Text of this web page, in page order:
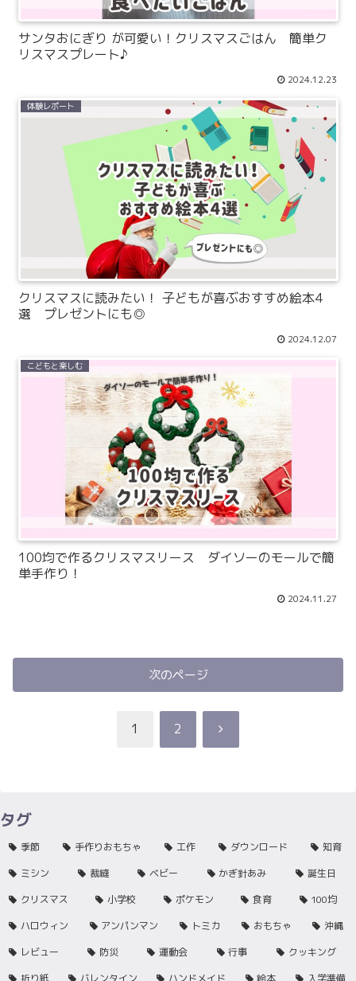
サンタおにぎり が可愛い！クリスマスごはん 簡単ク
リスマスプレート♪
2024.12.23
体験レポート
クリスマスに読みたい！ 子どもが喜ぶおすすめ絵本4
選 プレゼントにも◎
2024.12.07
こどもと楽しむ
100均で作るクリスマスリース ダイソーのモールで簡
単手作り！
2024.11.27
次のページ
1 2
次
タグ
季節 手作りおもちゃ 工作 ダウンロード
知育
ミシン
裁縫 ベビー かぎ針あみ
誕生日
クリスマス
小学校 ポケモン 食育
100均
ハロウィン
アンパンマン トミカ おもちゃ
沖縄
レビュー
防災 運動会 行事
クッキング
折り紙
バレンタイン ハンドメイド 絵本 入学準備